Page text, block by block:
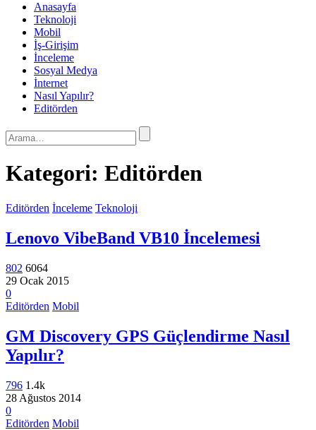
Anasayfa
Teknoloji
Mobil
İş-Girişim
İnceleme
Sosyal Medya
İnternet
Nasıl Yapılır?
Editörden
Kategori: Editörden
Editörden İnceleme Teknoloji
Lenovo VibeBand VB10 İncelemesi
802 6064
29 Ocak 2015
0
Editörden Mobil
GM Discovery GPS Güçlendirme Nasıl
Yapılır?
796 1.4k
28 Ağustos 2014
0
Editörden Mobil